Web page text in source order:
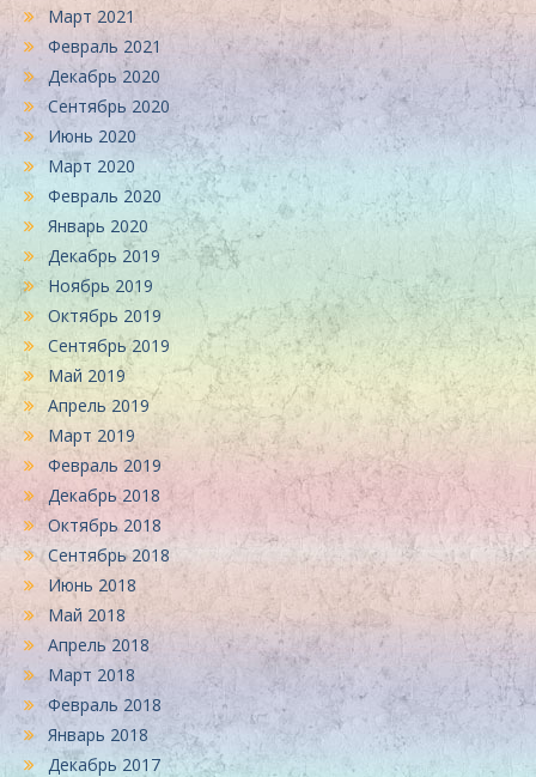
Март 2021
Февраль 2021
Декабрь 2020
Сентябрь 2020
Июнь 2020
Март 2020
Февраль 2020
Январь 2020
Декабрь 2019
Ноябрь 2019
Октябрь 2019
Сентябрь 2019
Май 2019
Апрель 2019
Март 2019
Февраль 2019
Декабрь 2018
Октябрь 2018
Сентябрь 2018
Июнь 2018
Май 2018
Апрель 2018
Март 2018
Февраль 2018
Январь 2018
Декабрь 2017